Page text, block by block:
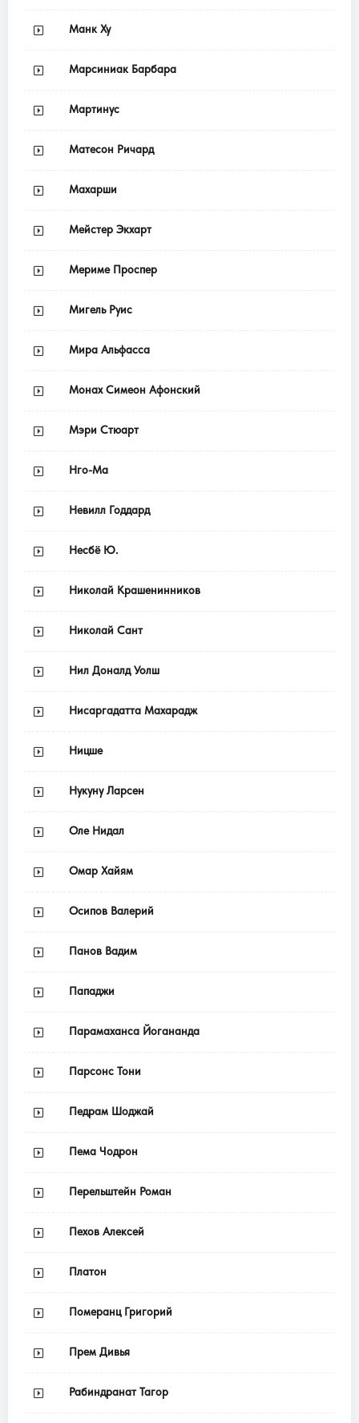
Манк Ху
Марсиниак Барбара
Мартинус
Матесон Ричард
Махарши
Мейстер Экхарт
Мериме Проспер
Мигель Руис
Мира Альфасса
Монах Симеон Афонский
Мэри Стюарт
Нго-Ма
Невилл Годдард
Несбё Ю.
Николай Крашенинников
Николай Сант
Нил Доналд Уолш
Нисаргадатта Махарадж
Ницше
Нукуну Ларсен
Оле Нидал
Омар Хайям
Осипов Валерий
Панов Вадим
Пападжи
Парамаханса Йогананда
Парсонс Тони
Педрам Шоджай
Пема Чодрон
Перельштейн Роман
Пехов Алексей
Платон
Померанц Григорий
Прем Дивья
Рабиндранат Тагор